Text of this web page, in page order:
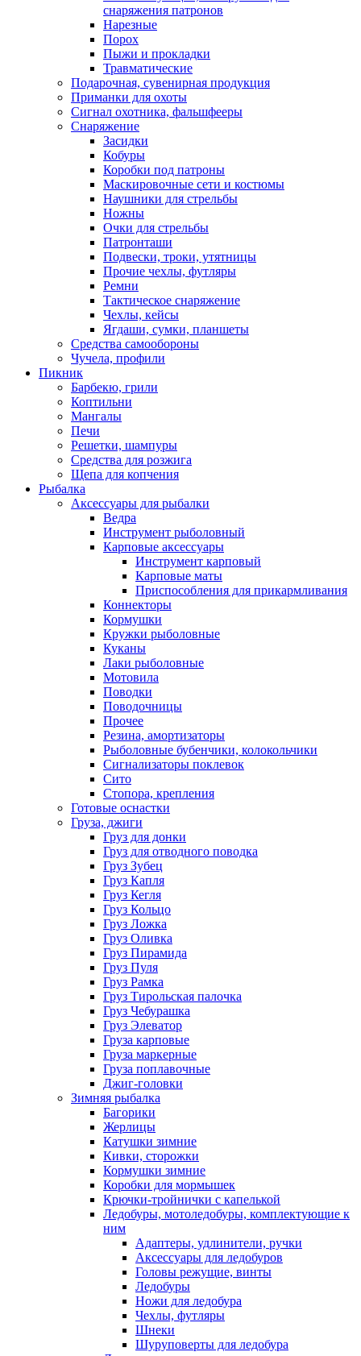
снаряжения патронов
Нарезные
Порох
Пыжи и прокладки
Травматические
Подарочная, сувенирная продукция
Приманки для охоты
Сигнал охотника, фальшфееры
Снаряжение
Засидки
Кобуры
Коробки под патроны
Маскировочные сети и костюмы
Наушники для стрельбы
Ножны
Очки для стрельбы
Патронташи
Подвески, троки, утятницы
Прочие чехлы, футляры
Ремни
Тактическое снаряжение
Чехлы, кейсы
Ягдаши, сумки, планшеты
Средства самообороны
Чучела, профили
Пикник
Барбекю, грили
Коптильни
Мангалы
Печи
Решетки, шампуры
Средства для розжига
Щепа для копчения
Рыбалка
Аксессуары для рыбалки
Ведра
Инструмент рыболовный
Карповые аксессуары
Инструмент карповый
Карповые маты
Приспособления для прикармливания
Коннекторы
Кормушки
Кружки рыболовные
Куканы
Лаки рыболовные
Мотовила
Поводки
Поводочницы
Прочее
Резина, амортизаторы
Рыболовные бубенчики, колокольчики
Сигнализаторы поклевок
Сито
Стопора, крепления
Готовые оснастки
Груза, джиги
Груз для донки
Груз для отводного поводка
Груз Зубец
Груз Капля
Груз Кегля
Груз Кольцо
Груз Ложка
Груз Оливка
Груз Пирамида
Груз Пуля
Груз Рамка
Груз Тирольская палочка
Груз Чебурашка
Груз Элеватор
Груза карповые
Груза маркерные
Груза поплавочные
Джиг-головки
Зимняя рыбалка
Багорики
Жерлицы
Катушки зимние
Кивки, сторожки
Кормушки зимние
Коробки для мормышек
Крючки-тройнички с капелькой
Ледобуры, мотоледобуры, комплектующие к
ним
Адаптеры, удлинители, ручки
Аксессуары для ледобуров
Головы режущие, винты
Ледобуры
Ножи для ледобура
Чехлы, футляры
Шнеки
Шуруповерты для ледобура